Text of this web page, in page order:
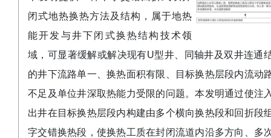
闭式地热换热方法及结构，属于地热
能开发与井下闭式换热结构技术领
域，可显著缓解或解决现有U型井、同轴井及双井连通
的井下流路单一、换热面积有限、目标换热层段内流动
不足及单位井深取热能力受限的问题。本发明通过使注
出井在目标换热层段内构建由多个横向换热段和回折段
字交错换热段，使换热工质在封闭流道内沿多方向、多